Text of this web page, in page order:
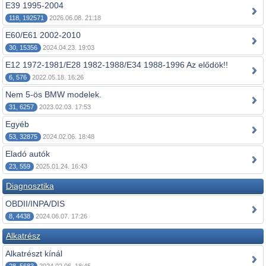
E39 1995-2004
118, 192571 2026.06.08. 21:18
E60/E61 2002-2010
30, 15356 2024.04.23. 19:03
E12 1972-1981/E28 1982-1988/E34 1988-1996 Az elődök!!
6, 576 2022.05.18. 16:26
Nem 5-ös BMW modelek.
31, 6257 2023.02.03. 17:53
Egyéb
53, 32875 2024.02.06. 18:48
Eladó autók
23, 559 2025.01.24. 16:43
Diagnosztika
OBDII/INPA/DIS
8, 4438 2024.06.07. 17:26
Alkatrész
Alkatrészt kínál